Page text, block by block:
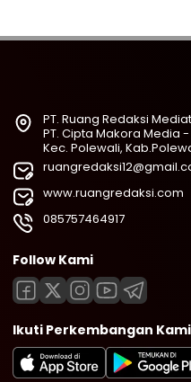
PT. Ruang Redaksi
PT. Cipta Makora Media
Kec. Polewali,
www.ruangredaksi.com
085757464917
Follow Kami
Ikuti Perkembangan